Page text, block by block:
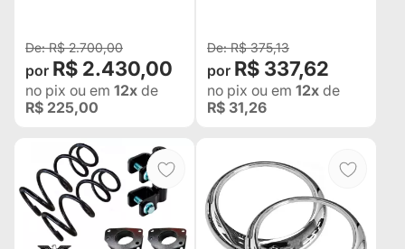
R$ 2.700,00
R$ 2.430,00
no pix ou em 12x de
R$ 225,00
R$ 375,13
R$ 337,62
no pix ou em 12x de
R$ 31,26